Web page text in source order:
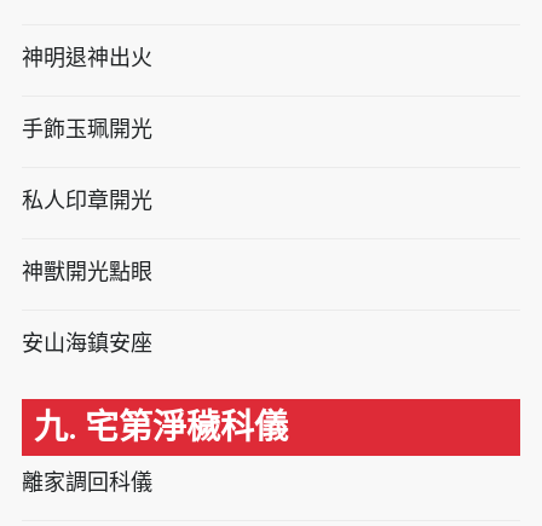
神明退神出火
手飾玉珮開光
私人印章開光
神獸開光點眼
安山海鎮安座
九. 宅第淨穢科儀
離家調回科儀